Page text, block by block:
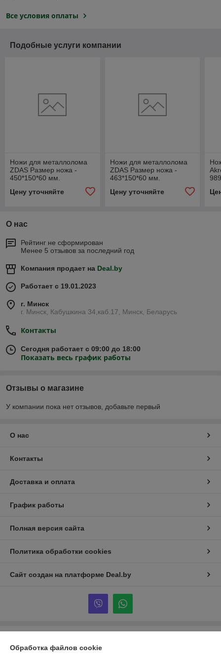
Все условия оплаты
Подобные услуги компании
Ножи для металлолома
ZDAS Размер ножа -
450*150*60 мм.
Цену уточняйте
Ножи для металлолома
ZDAS Размер ножа -
463*150*60 мм.
Цену уточняйте
О нас
Рейтинг не сформирован
Менее 5 отзывов за последний год
Компания продает на Deal.by
Работает с 19.01.2023
г. Минск
г. Минск, Кабушкина 34,каб.17, Минск, Беларусь
Контакты
Сегодня работает с 09:00 до 18:00
Показать весь график работы
Отзывы о магазине
У компании пока нет отзывов, добавьте первый
О нас
Контакты
Доставка и оплата
График работы
Полная версия сайта
Политика обработки cookies
Сайт создан на платформе Deal.by
Обработка файлов cookie